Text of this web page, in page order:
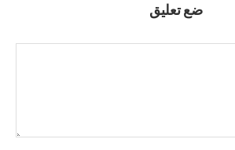
ضع تعليق